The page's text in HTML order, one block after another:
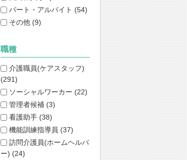
パート・アルバイト (54)
その他 (9)
職種
介護職員(ケアスタッフ)
(291)
ソーシャルワーカー (22)
管理者候補 (3)
看護助手 (38)
機能訓練指導員 (37)
訪問介護員(ホームヘルパ
ー) (24)